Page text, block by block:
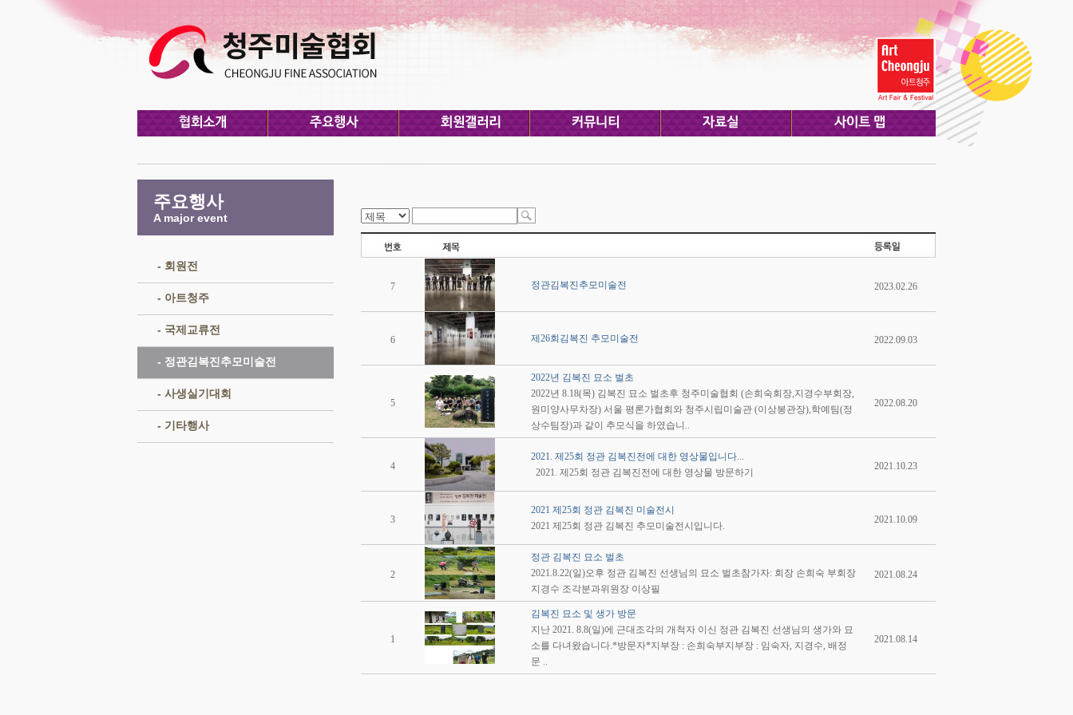
주요행사
A major event
- 회원전
- 아트청주
- 국제교류전
- 정관김복진추모미술전
- 사생실기대회
- 기타행사
7 정관김복진추모미술전 2023.02.26
6 제26회김복진 추모미술전 2022.09.03
5
2022년 김복진 묘소 벌초
2022년 8.18(목) 김복진 묘소 벌초후 청주미술협회 (손희숙회장,지경수부회장,
원미양사무차장) 서울 평론가협회와 청주시립미술관 (이상봉관장),학예팀(정
상수팀장)과 같이 추모식을 하였습니..
2022.08.20
4
2021. 제25회 정관 김복진전에 대한 영상물입니다...
2021. 제25회 정관 김복진전에 대한 영상물 방문하기
2021.10.23
3
2021 제25회 정관 김복진 미술전시
2021 제25회 정관 김복진 추모미술전시입니다.
2021.10.09
2
정관 김복진 묘소 벌초
2021.8.22(일)오후 정관 김복진 선생님의 묘소 벌초참가자: 회장 손희숙 부회장
지경수 조각분과위원장 이상필
2021.08.24
1
김복진 묘소 및 생가 방문
지난 2021. 8.8(일)에 근대조각의 개척자 이신 정관 김복진 선생님의 생가와 묘
소를 다녀왔습니다.*방문자*지부장 : 손희숙부지부장 : 임숙자, 지경수, 배정
문 ..
2021.08.14